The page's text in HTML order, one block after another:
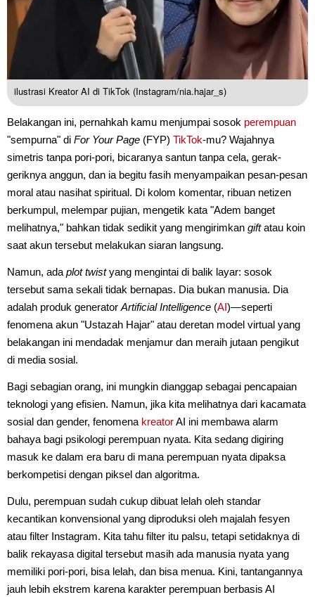
ilustrasi Kreator AI di TikTok (Instagram/nia.hajar_s)
Belakangan ini, pernahkah kamu menjumpai sosok perempuan
"sempurna" di For Your Page (FYP) TikTok-mu? Wajahnya
simetris tanpa pori-pori, bicaranya santun tanpa cela, gerak-
geriknya anggun, dan ia begitu fasih menyampaikan pesan-pesan
moral atau nasihat spiritual. Di kolom komentar, ribuan netizen
berkumpul, melempar pujian, mengetik kata "Adem banget
melihatnya," bahkan tidak sedikit yang mengirimkan giftatau koin
saat akun tersebut melakukan siaran langsung.
Namun, ada plot twistyang mengintai di balik layar: sosok
tersebut sama sekali tidak bernapas. Dia bukan manusia. Dia
adalah produk generator Artificial Intelligence (AI)—seperti
fenomena akun "Ustazah Hajar" atau deretan model virtual yang
belakangan ini mendadak menjamur dan meraih jutaan pengikut
di media sosial.
Bagi sebagian orang, ini mungkin dianggap sebagai pencapaian
teknologi yang efisien. Namun, jika kita melihatnya dari kacamata
sosial dan gender, fenomena kreatorAI ini membawa alarm
bahaya bagi psikologi perempuan nyata. Kita sedang digiring
masuk ke dalam era baru di mana perempuan nyata dipaksa
berkompetisi dengan piksel dan algoritma.
Dulu, perempuan sudah cukup dibuat lelah oleh standar
kecantikan konvensional yang diproduksi oleh majalah fesyen
atau filter Instagram. Kita tahu filter itu palsu, tetapi setidaknya di
balik rekayasa digital tersebut masih ada manusia nyata yang
memiliki pori-pori, bisa lelah, dan bisa menua. Kini, tantangannya
jauh lebih ekstrem karena karakter perempuan berbasis AI